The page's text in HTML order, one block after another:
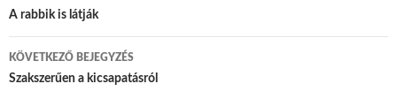
Bejegyzés navigáció
A rabbik is látják
KÖVETKEZŐ BEJEGYZÉS
Szakszerűen a kicsapatásról